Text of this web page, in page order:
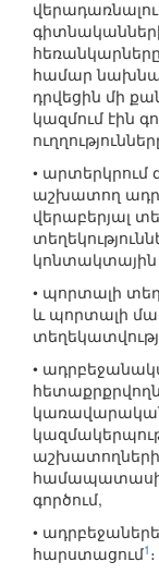
համար
դրվեցին մի
կազմում էին
•
աշխատող
վերաբերյալ
կոնտակտային
• պորտալի
և պորտալի
•
գործում,
•
հարստացում1 ։